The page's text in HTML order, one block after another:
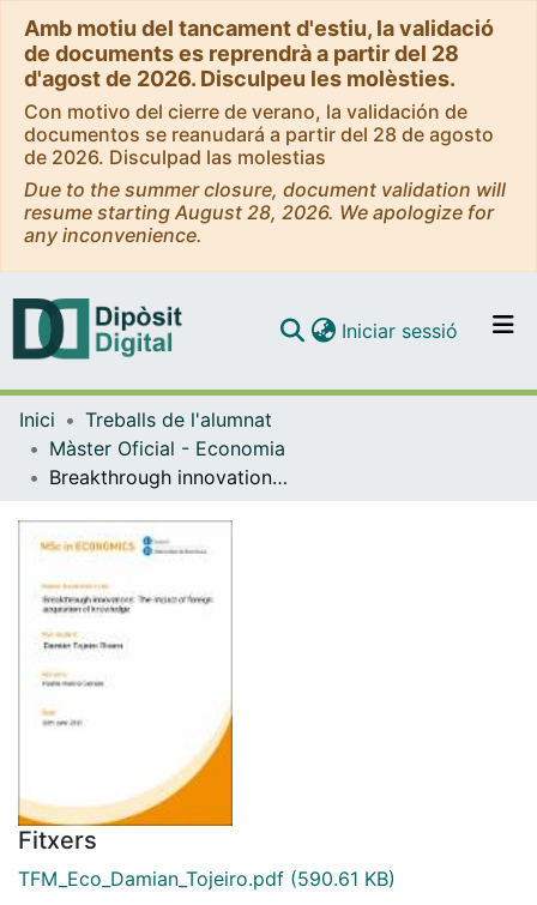
Amb motiu del tancament d'estiu, la validació
de documents es reprendrà a partir del 28
d'agost de 2026. Disculpeu les molèsties.
Con motivo del cierre de verano, la validación de
documentos se reanudará a partir del 28 de agosto
de 2026. Disculpad las molestias
Due to the summer closure, document validation will
resume starting August 28, 2026. We apologize for
any inconvenience.
Navega per tot el DD
Iniciar sessió (current)
Inici
Treballs de l'alumnat
Màster Oficial - Economia
Breakthrough innovations: The impact of foreign acquisition of knowledge
Fitxers
TFM_Eco_Damian_Tojeiro.pdf (590.61 KB)